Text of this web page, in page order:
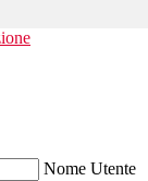
Nome Utente